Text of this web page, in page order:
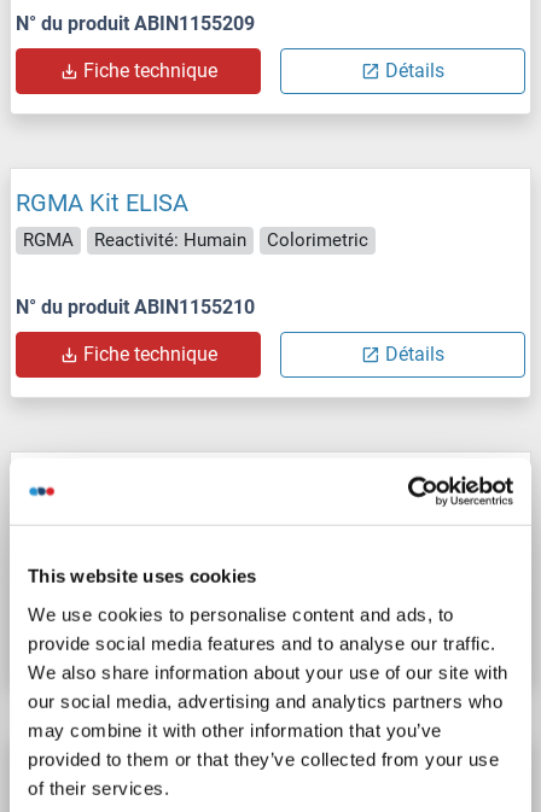
This website uses cookies
We use cookies to personalise content and ads, to
provide social media features and to analyse our traffic.
We also share information about your use of our site with
our social media, advertising and analytics partners who
may combine it with other information that you’ve
provided to them or that they’ve collected from your use
of their services.
N° du produit ABIN1155209
Fiche technique Détails
RGMA Kit ELISA
RGMA Reactivité: Humain Colorimetric
N° du produit ABIN1155210
Fiche technique Détails
RGMA Kit ELISA
RGMA Reactivité: Souris Colorimetric
N° du produit ABIN1573781
Fiche technique Détails
RGMA Kit ELISA